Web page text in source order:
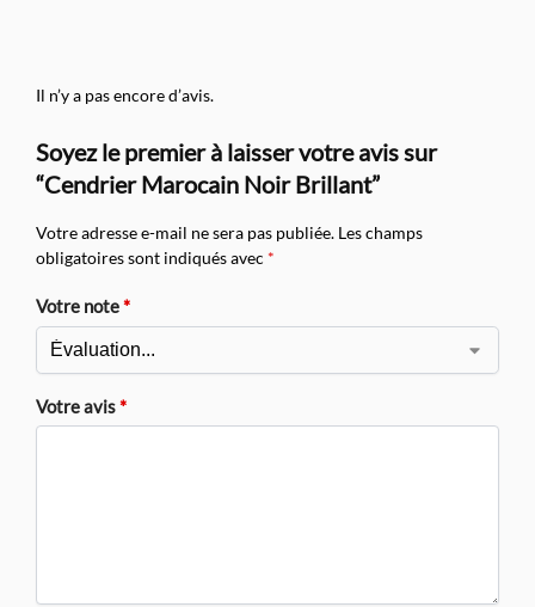
Il n’y a pas encore d’avis.
Soyez le premier à laisser votre avis sur
“Cendrier Marocain Noir Brillant”
Votre adresse e-mail ne sera pas publiée. Les champs
obligatoires sont indiqués avec *
Votre note*
Votre avis*